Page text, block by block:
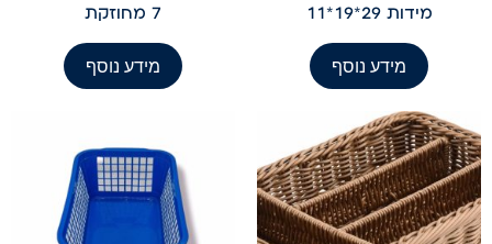
מידות 29*19*11
מידע נוסף
7 מחוזקת
מידע נוסף